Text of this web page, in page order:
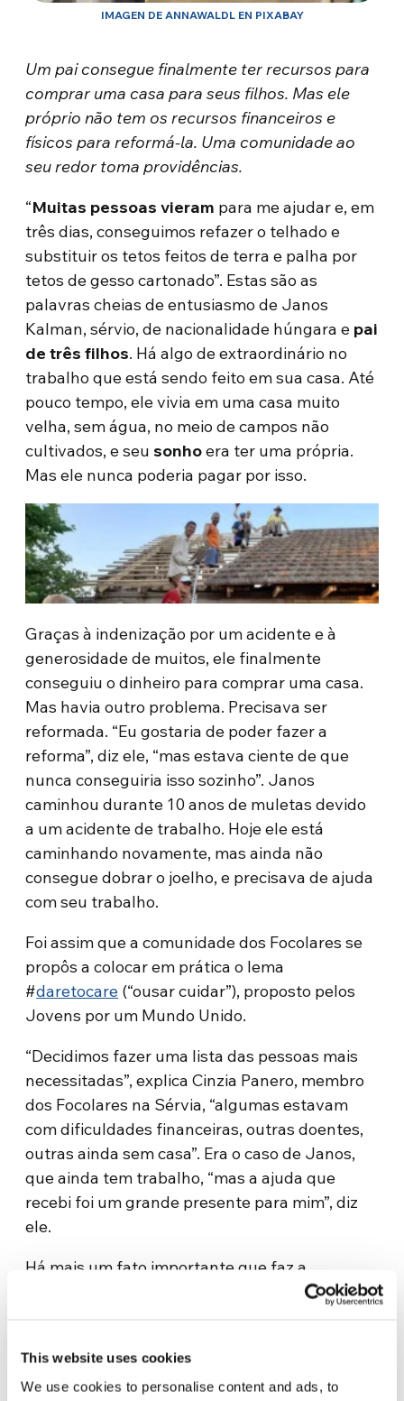
This website uses cookies
We use cookies to personalise content and ads, to
IMAGEN DE ANNAWALDL EN PIXABAY
Um pai consegue finalmente ter recursos para
comprar uma casa para seus filhos. Mas ele
próprio não tem os recursos financeiros e
físicos para reformá-la. Uma comunidade ao
seu redor toma providências.
“Muitas pessoas vieram para me ajudar e, em
três dias, conseguimos refazer o telhado e
substituir os tetos feitos de terra e palha por
tetos de gesso cartonado”. Estas são as
palavras cheias de entusiasmo de Janos
Kalman, sérvio, de nacionalidade húngara e pai
de três filhos. Há algo de extraordinário no
trabalho que está sendo feito em sua casa. Até
pouco tempo, ele vivia em uma casa muito
velha, sem água, no meio de campos não
cultivados, e seusonhoera ter uma própria.
Mas ele nunca poderia pagar por isso.
Graças à indenização por um acidente e à
generosidade de muitos, ele finalmente
conseguiu o dinheiro para comprar uma casa.
Mas havia outro problema. Precisava ser
reformada. “Eu gostaria de poder fazer a
reforma”, diz ele, “mas estava ciente de que
nunca conseguiria isso sozinho”. Janos
caminhou durante 10 anos de muletas devido
a um acidente de trabalho. Hoje ele está
caminhando novamente, mas ainda não
consegue dobrar o joelho, e precisava de ajuda
com seu trabalho.
Foi assim que a comunidade dos Focolares se
propôs a colocar em prática o lema
#daretocare (“ousar cuidar”), proposto pelos
Jovens por um Mundo Unido.
“Decidimos fazer uma lista das pessoas mais
necessitadas”, explica Cinzia Panero, membro
dos Focolares na Sérvia, “algumas estavam
com dificuldades financeiras, outras doentes,
outras ainda sem casa”. Era o caso de Janos,
que ainda tem trabalho, “mas a ajuda que
recebi foi um grande presente para mim”, diz
ele.
Há mais um fato importante que faz a
diferença nesta história: a casa de Janos está
(eslovacos, rutênios, romenos, croatas, com
uma população maioritariamente de